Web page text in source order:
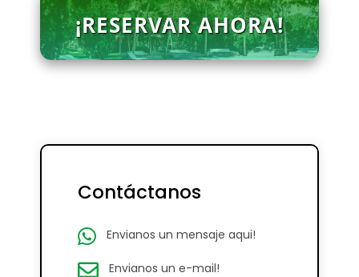
¡RESERVAR AHORA!
Contáctanos
Envianos un mensaje aqui!
Envianos un e-mail!